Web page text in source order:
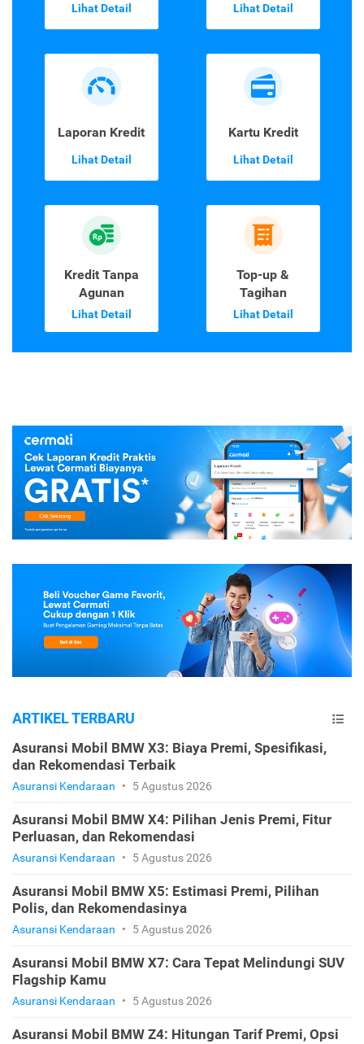
Lihat Detail Lihat Detail
Laporan Kredit
Lihat Detail
Kartu Kredit
Lihat Detail
Kredit Tanpa
Agunan
Lihat Detail
Top-up &
Tagihan
Lihat Detail
ARTIKEL TERBARU
Asuransi Mobil BMW X3: Biaya Premi, Spesifikasi,
dan Rekomendasi Terbaik
Asuransi Kendaraan • 5 Agustus 2026
Asuransi Mobil BMW X4: Pilihan Jenis Premi, Fitur
Perluasan, dan Rekomendasi
Asuransi Kendaraan • 5 Agustus 2026
Asuransi Mobil BMW X5: Estimasi Premi, Pilihan
Polis, dan Rekomendasinya
Asuransi Kendaraan • 5 Agustus 2026
Asuransi Mobil BMW X7: Cara Tepat Melindungi SUV
Flagship Kamu
Asuransi Kendaraan • 5 Agustus 2026
Asuransi Mobil BMW Z4: Hitungan Tarif Premi, Opsi